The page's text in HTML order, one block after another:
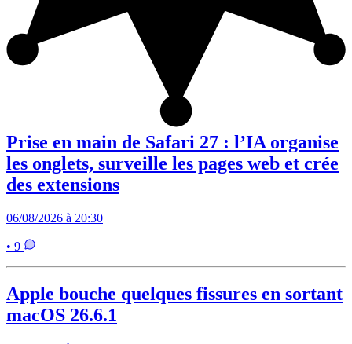
Prise en main de Safari 27 : l’IA organise
les onglets, surveille les pages web et crée
des extensions
06/08/2026 à 20:30
• 9
Apple bouche quelques fissures en sortant
macOS 26.6.1